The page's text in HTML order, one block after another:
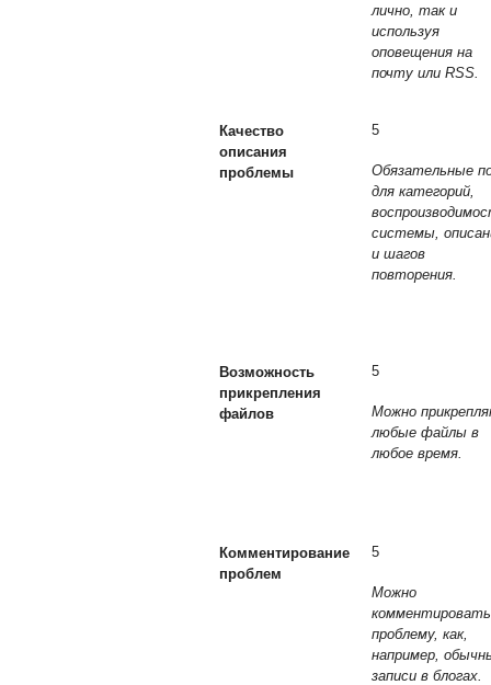
лично, так и
используя
оповещения на
почту или RSS.
Качество
описания
проблемы
5
Обязательные
для категорий,
системы,
и шагов
повторения.
Возможность
прикрепления
файлов
5
Можно
любые файлы в
любое время.
Комментирование
проблем
5
Можно
комментировать
проблему, как,
например,
записи в блогах.